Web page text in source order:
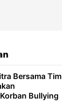
Bersama Tim
Bullying